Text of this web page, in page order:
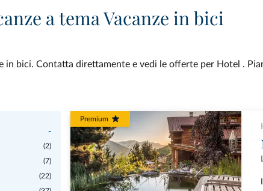
a tema Vacanze in bici
in bici. Contatta direttamente e vedi le offerte per Hotel .
-
(2)
(7)
(22)
Premium